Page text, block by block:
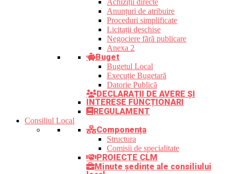
Achiziții directe
Anunțuri de atribuire
Proceduri simplificate
Licitații deschise
Negociere fără publicare
Anexa 2
Buget
Bugetul Local
Execuție Bugetară
Datorie Publică
DECLARAȚII DE AVERE ȘI
INTERESE FUNCȚIONARI
REGULAMENT
Consiliul Local
Componența
Structura
Comisii de specialitate
PROIECTE CLM
Minute ședințe ale consiliului